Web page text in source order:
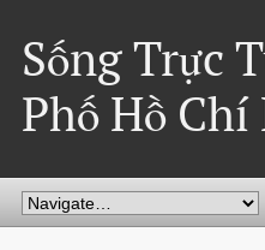
Sống Trực
Phố Hồ